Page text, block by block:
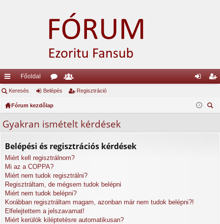
yo
rs
lin
k
Főoldal
ór
u
ag
ép is
Keresés Belépés Regisztráció
Fórum kezdőlap
Gyakran ismételt kérdések
Belépési és regisztrációs kérdések
Miért kell regisztrálnom?
Mi az a COPPA?
Miért nem tudok regisztrálni?
Regisztráltam, de mégsem tudok belépni
Miért nem tudok belépni?
Korábban regisztráltam magam, azonban már nem tudok belépni?!
Elfelejtettem a jelszavamat!
Miért kerülök kiléptetésre automatikusan?